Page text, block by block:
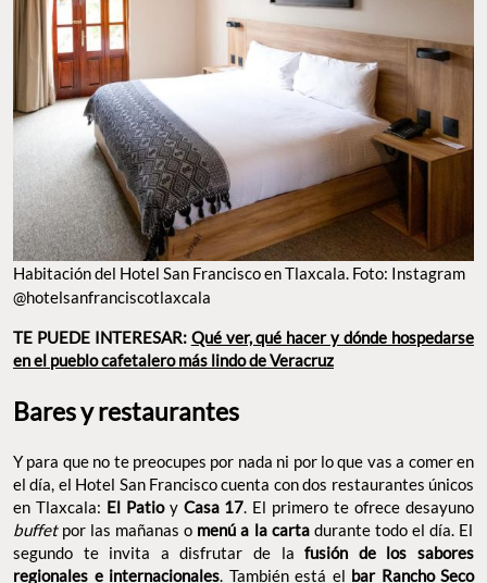
Habitación del Hotel San Francisco en Tlaxcala. Foto: Instagram
@hotelsanfranciscotlaxcala
TE PUEDE INTERESAR: Qué ver, qué hacer y dónde hospedarse
en el pueblo cafetalero más lindo de Veracruz
Bares y restaurantes
Y para que no te preocupes por nada ni por lo que vas a comer en
el día, el Hotel San Francisco cuenta con dos restaurantes únicos
en Tlaxcala: El Patio yCasa 17. El primero te ofrece desayuno
buffet por las mañanas o menú a la cartadurante todo el día. El
segundo te invita a disfrutar de la fusión de los sabores
regionales e internacionales. También está el bar Rancho Seco